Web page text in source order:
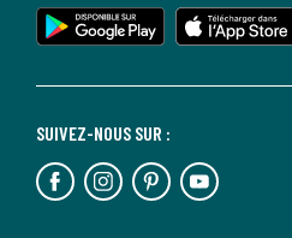
SUIVEZ-NOUS SUR :